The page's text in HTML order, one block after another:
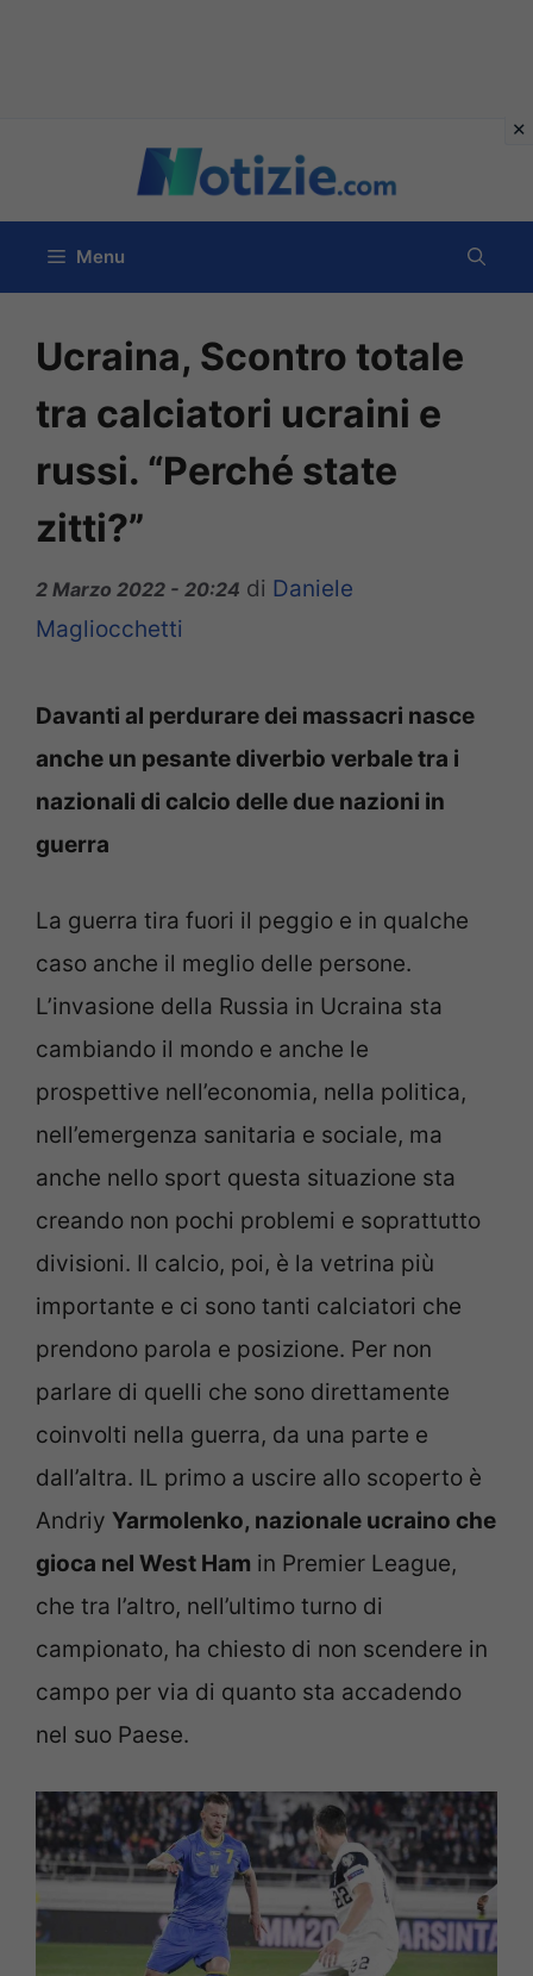
contenuto
Menu
Ucraina, Scontro totale
tra calciatori ucraini e
russi. “Perché state
zitti?”
2 Marzo 2022 - 20:24 di Daniele
Magliocchetti
Davanti al perdurare dei massacri nasce
anche un pesante diverbio verbale tra i
nazionali di calcio delle due nazioni in
guerra
La guerra tira fuori il peggio e in qualche
caso anche il meglio delle persone.
L’invasione della Russia in Ucraina sta
cambiando il mondo e anche le
prospettive nell’economia, nella politica,
nell’emergenza sanitaria e sociale, ma
anche nello sport questa situazione sta
creando non pochi problemi e soprattutto
divisioni. Il calcio, poi, è la vetrina più
importante e ci sono tanti calciatori che
prendono parola e posizione. Per non
parlare di quelli che sono direttamente
coinvolti nella guerra, da una parte e
dall’altra. IL primo a uscire allo scoperto è
Andriy Yarmolenko, nazionale ucraino che
gioca nel West Ham in Premier League,
che tra l’altro, nell’ultimo turno di
campionato, ha chiesto di non scendere in
campo per via di quanto sta accadendo
nel suo Paese.